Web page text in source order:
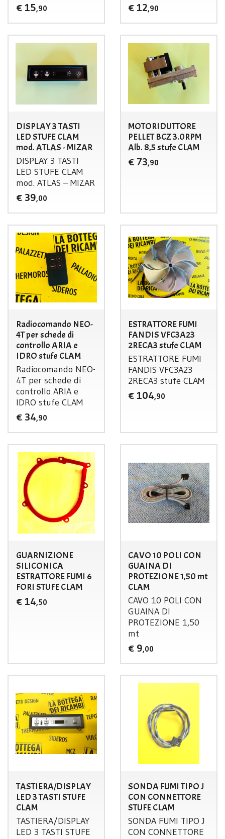
€ 15,90 € 12,90
DISPLAY 3 TASTI
LED STUFE CLAM
mod. ATLAS - MIZAR
DISPLAY3 TASTI
LED STUFE CLAM
mod. ATLAS – MIZAR
€ 39,00
MOTORIDUTTORE
PELLET BCZ 3.0RPM
Alb. 8,5 stufe CLAM
€ 73,90
Radiocomando NEO-
4T per schede di
controllo ARIA e
IDRO stufe CLAM
Radiocomando NEO-
4T per schede di
controllo ARIAe
IDRO stufe CLAM
€ 34,90
ESTRATTORE FUMI
FANDIS VFC3A23
2RECA3 stufe CLAM
ESTRATTORE FUMI
FANDIS VFC3A23
2RECA3 stufeCLAM
€ 104,90
GUARNIZIONE
SILICONICA
ESTRATTORE FUMI 6
FORI STUFE CLAM
€ 14,50
CAVO 10 POLI CON
GUAINA DI
PROTEZIONE 1,50 mt
CLAM
CAVO 10 POLI CON
GUAINA DI
PROTEZIONE 1,50
mt
€ 9,00
TASTIERA/DISPLAY
LED 3 TASTI STUFE
CLAM
TASTIERA/DISPLAY
LED 3 TASTI STUFE
SONDA FUMI TIPO J
CON CONNETTORE
STUFE CLAM
SONDA FUMI TIPO J
CON CONNETTORE